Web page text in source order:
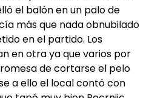
el balón en un palo de
más que nada obnubilado
en el partido. Los
en otra ya que varios por
de cortarse el pelo
a ello el local contó con